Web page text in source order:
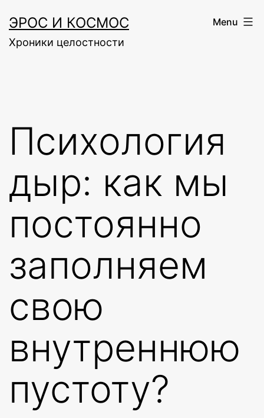
to
content
ЭРОС И КОСМОС
Хроники целостности
Menu
Психология
дыр: как мы
постоянно
заполняем
свою
внутреннюю
пустоту?